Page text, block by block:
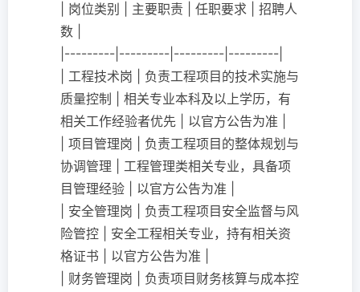
| 岗位类别 | 主要职责 | 任职要求 | 招聘人
数 |
|---------|---------|---------|---------|
| 工程技术岗 | 负责工程项目的技术实施与
质量控制 | 相关专业本科及以上学历，有
相关工作经验者优先 | 以官方公告为准 |
| 项目管理岗 | 负责工程项目的整体规划与
协调管理 | 工程管理类相关专业，具备项
目管理经验 | 以官方公告为准 |
| 安全管理岗 | 负责工程项目安全监督与风
险管控 | 安全工程相关专业，持有相关资
格证书 | 以官方公告为准 |
| 财务管理岗 | 负责项目财务核算与成本控